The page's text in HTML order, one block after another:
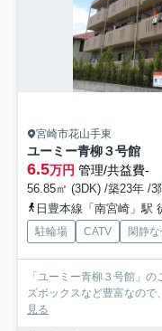
宮崎市花山手東
ユーミー青柳３号館
6.5万円 管理/共益費-
56.85㎡ (3DK) /築23年 /3
日豊本線「南宮崎」駅
駐輪場 CATV 閑静
「ユーミー青柳３号館」
ズボックスなど豊富なので
見る